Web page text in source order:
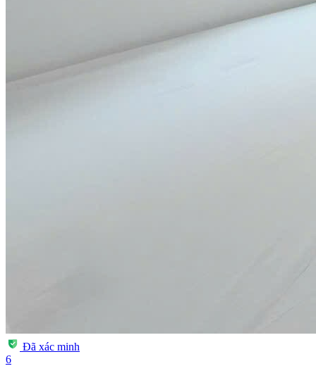
Đã xác minh
6